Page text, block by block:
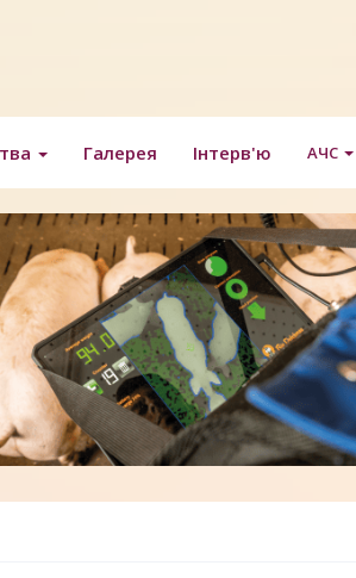
Галерея Інтерв'ю АЧС